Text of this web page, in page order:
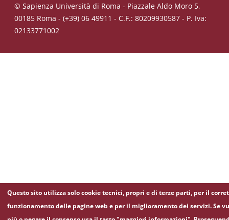
© Sapienza Università di Roma - Piazzale Aldo Moro 5,
00185 Roma - (+39) 06 49911 - C.F.: 80209930587 - P. Iva:
02133771002
Questo sito utilizza solo cookie tecnici, propri e di terze parti, per il
funzionamento delle pagine web e per il miglioramento dei servizi. Se